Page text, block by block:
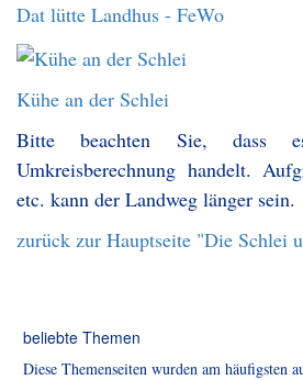
Dat lütte Landhus - FeWo
Kühe an der Schlei
Bitte beachten Sie, dass
Umkreisberechnung handelt.
etc. kann der Landweg länger sein.
zurück zur Hauptseite "Die Schlei
beliebte Themen
Diese Themenseiten wurden am häufigsten